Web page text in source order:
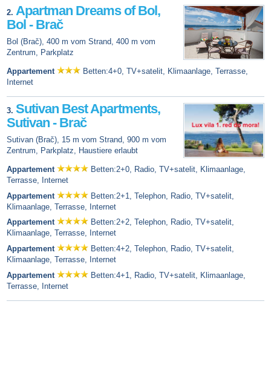
2. Apartman Dreams of Bol,
Bol - Brač
Bol (Brač), 400 m vom Strand, 400 m vom
Zentrum, Parkplatz
Appartement
Betten:4+0, TV+satelit, Klimaanlage, Terrasse,
Internet
3. Sutivan Best Apartments,
Sutivan - Brač
Sutivan (Brač), 15 m vom Strand, 900 m vom
Zentrum, Parkplatz, Haustiere erlaubt
Appartement
Betten:2+0, Radio, TV+satelit, Klimaanlage,
Terrasse, Internet
Appartement
Betten:2+1, Telephon, Radio, TV+satelit,
Klimaanlage, Terrasse, Internet
Appartement
Betten:2+2, Telephon, Radio, TV+satelit,
Klimaanlage, Terrasse, Internet
Appartement
Betten:4+2, Telephon, Radio, TV+satelit,
Klimaanlage, Terrasse, Internet
Appartement
Betten:4+1, Radio, TV+satelit, Klimaanlage,
Terrasse, Internet